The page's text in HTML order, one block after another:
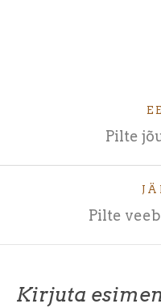
Pilte
Pilte
Kirjuta